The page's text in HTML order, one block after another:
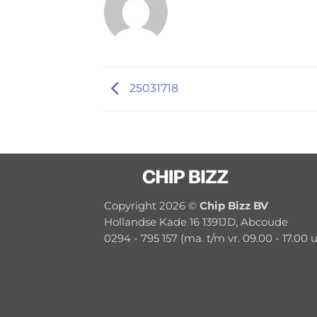
25031718
Copyright 2026 © Chip Bizz BV
Hollandse Kade 16 1391JD, Abcoude
0294 - 795 157 (ma. t/m vr. 09.00 - 17.00